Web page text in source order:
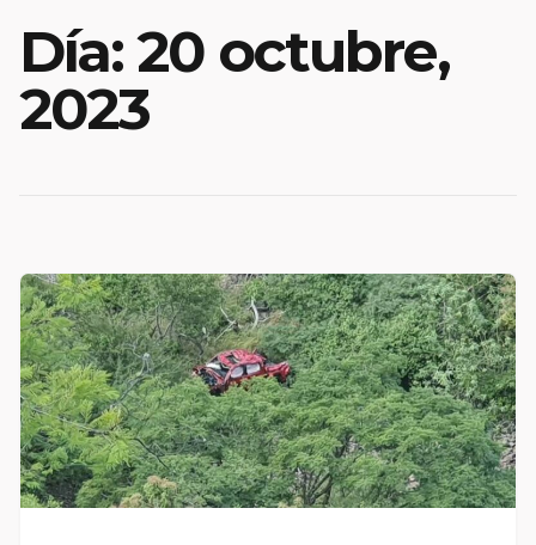
Día:20 octubre,
2023